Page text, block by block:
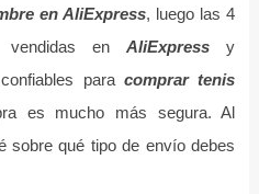
en AliExpress, luego las 4
vendidas en AliExpressy
para comprar tenis
es mucho más segura. Al
sobre qué tipo de envío debes